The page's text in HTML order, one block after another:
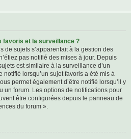
favoris et la surveillance ?
de sujets s’apparentait à la gestion des
pas notifié des mises à jour. Depuis
est similaire à la surveillance d’un
notifié lorsqu’un sujet favoris a été mis à
permet également d’être notifié lorsqu’il y
un forum. Les options de notifications pour
être configurées depuis le panneau de
du forum ».